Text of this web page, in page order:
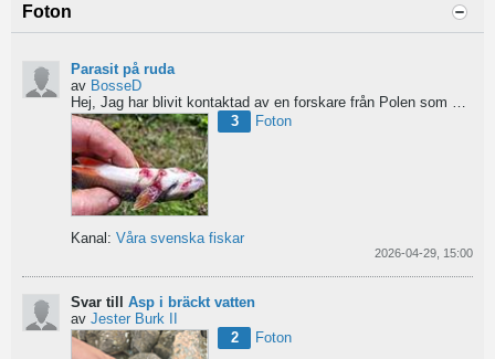
Foton
Parasit på ruda
av BosseD
Hej, Jag har blivit kontaktad av en forskare från Polen som är på jakt efter material av...
3
Foton
Kanal: Våra svenska fiskar
2026-04-29, 15:00
Svar till Asp i bräckt vatten
av Jester Burk II
2
Foton